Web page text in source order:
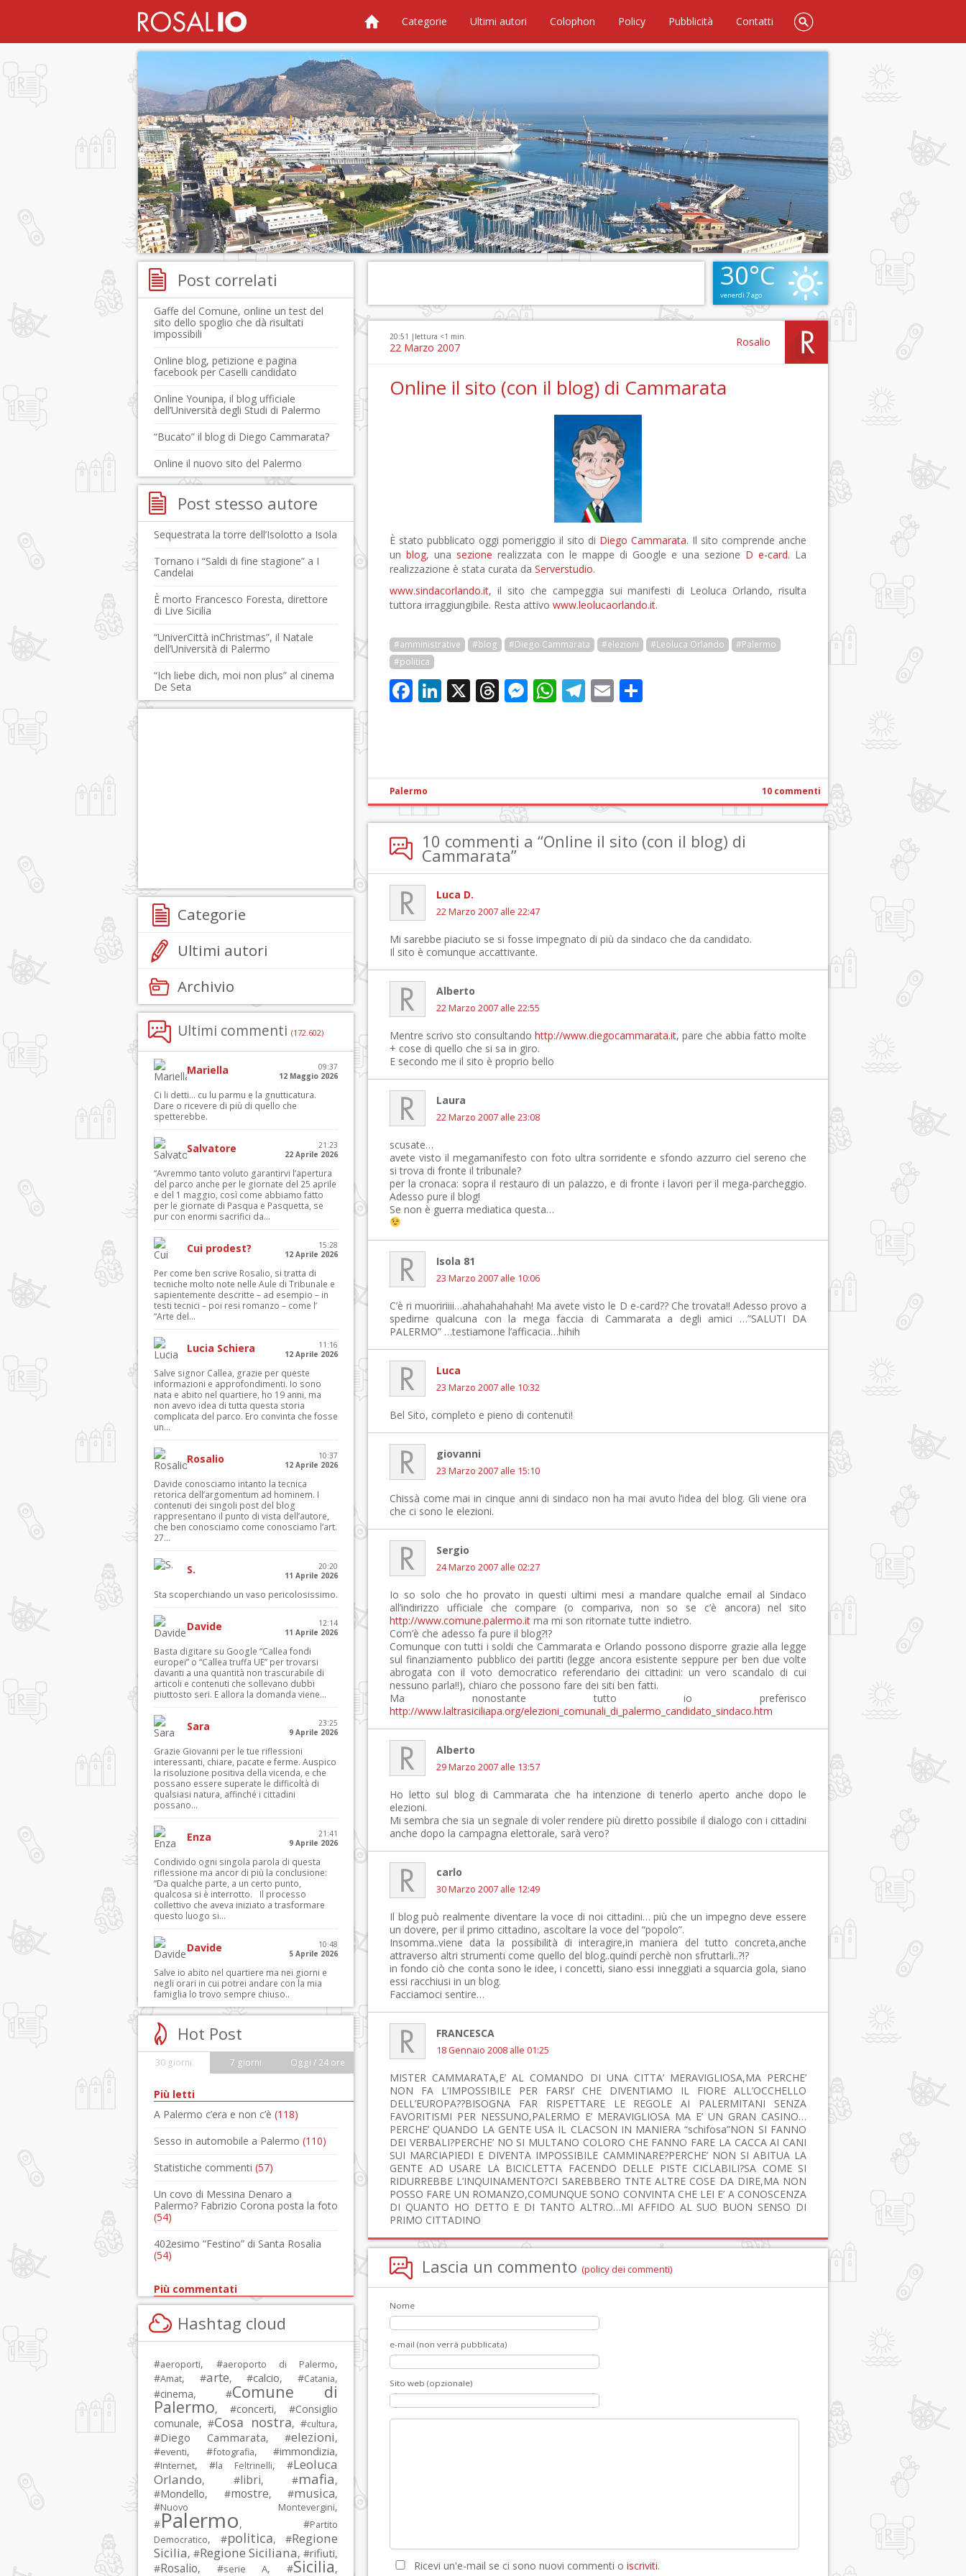
Categorie Ultimi autori Colophon Policy Pubblicità Contatti
30°C
venerdì 7 ago
20:51 | lettura <1 min.
22 Marzo 2007 Rosalio
Online il sito (con il blog) di Cammarata
È stato pubblicato oggi pomeriggio il sito di Diego Cammarata. Il sito comprende anche
un blog, una sezione realizzata con le mappe di Google e una sezione D e-card. La
realizzazione è stata curata da Serverstudio.
www.sindacorlando.it, il sito che campeggia sui manifesti di Leoluca Orlando, risulta
tuttora irraggiungibile. Resta attivo www.leolucaorlando.it.
#amministrative #blog #Diego Cammarata #elezioni #Leoluca Orlando
#Palermo
#politica
Facebook
LinkedIn
X Threads
Messenger
WhatsApp
Telegram
Email
Palermo 10 commenti
10 commenti a “Online il sito (con il blog) di
Cammarata”
Luca D.
22 Marzo 2007 alle 22:47
Mi sarebbe piaciuto se si fosse impegnato di più da sindaco che da candidato.
Il sito è comunque accattivante.
Alberto
22 Marzo 2007 alle 22:55
Mentre scrivo sto consultando http://www.diegocammarata.it, pare che abbia fatto molte
+ cose di quello che si sa in giro.
E secondo me il sito è proprio bello
Laura
22 Marzo 2007 alle 23:08
scusate…
avete visto il megamanifesto con foto ultra sorridente e sfondo azzurro ciel sereno che
si trova di fronte il tribunale?
per la cronaca: sopra il restauro di un palazzo, e di fronte i lavori per il mega-parcheggio.
Adesso pure il blog!
Se non è guerra mediatica questa…
Isola 81
23 Marzo 2007 alle 10:06
C’è ri muoririiii…ahahahahahah! Ma avete visto le D e-card?? Che trovata!! Adesso provo a
spedirne qualcuna con la mega faccia di Cammarata a degli amici …”SALUTI DA
PALERMO” …testiamone l’afficacia…hihih
Luca
23 Marzo 2007 alle 10:32
Bel Sito, completo e pieno di contenuti!
giovanni
23 Marzo 2007 alle 15:10
Chissà come mai in cinque anni di sindaco non ha mai avuto l’idea del blog. Gli viene ora
che ci sono le elezioni.
Sergio
24 Marzo 2007 alle 02:27
Io so solo che ho provato in questi ultimi mesi a mandare qualche email al Sindaco
all’indirizzo ufficiale che compare (o compariva, non so se c’è ancora) nel sito
http://www.comune.palermo.it ma mi son ritornate tutte indietro.
Com’è che adesso fa pure il blog?!?
Comunque con tutti i soldi che Cammarata e Orlando possono disporre grazie alla legge
sul finanziamento pubblico dei partiti (legge ancora esistente seppure per ben due volte
abrogata con il voto democratico referendario dei cittadini: un vero scandalo di cui
nessuno parla!!), chiaro che possono fare dei siti ben fatti.
Ma nonostante tutto io preferisco
http://www.laltrasiciliapa.org/elezioni_comunali_di_palermo_candidato_sindaco.htm
Alberto
29 Marzo 2007 alle 13:57
Ho letto sul blog di Cammarata che ha intenzione di tenerlo aperto anche dopo le
elezioni.
Mi sembra che sia un segnale di voler rendere più diretto possibile il dialogo con i cittadini
anche dopo la campagna elettorale, sarà vero?
carlo
30 Marzo 2007 alle 12:49
Il blog può realmente diventare la voce di noi cittadini… più che un impegno deve essere
un dovere, per il primo cittadino, ascoltare la voce del “popolo”.
Insomma..viene data la possibilità di interagire,in maniera del tutto concreta,anche
attraverso altri strumenti come quello del blog..quindi perchè non sfruttarli..?!?
in fondo ciò che conta sono le idee, i concetti, siano essi inneggiati a squarcia gola, siano
essi racchiusi in un blog.
Facciamoci sentire…
FRANCESCA
18 Gennaio 2008 alle 01:25
MISTER CAMMARATA,E’ AL COMANDO DI UNA CITTA’ MERAVIGLIOSA,MA PERCHE’
NON FA L’IMPOSSIBILE PER FARSI’ CHE DIVENTIAMO IL FIORE ALL’OCCHELLO
DELL’EUROPA??BISOGNA FAR RISPETTARE LE REGOLE AI PALERMITANI SENZA
FAVORITISMI PER NESSUNO,PALERMO E’ MERAVIGLIOSA MA E’ UN GRAN CASINO…
PERCHE’ QUANDO LA GENTE USA IL CLACSON IN MANIERA “schifosa”NON SI FANNO
DEI VERBALI?PERCHE’ NO SI MULTANO COLORO CHE FANNO FARE LA CACCA AI CANI
SUI MARCIAPIEDI E DIVENTA IMPOSSIBILE CAMMINARE?PERCHE’ NON SI ABITUA LA
GENTE AD USARE LA BICICLETTA FACENDO DELLE PISTE CICLABILI?SA COME SI
RIDURREBBE L’INQUINAMENTO?CI SAREBBERO TNTE ALTRE COSE DA DIRE,MA NON
POSSO FARE UN ROMANZO,COMUNQUE SONO CONVINTA CHE LEI E’ A CONOSCENZA
DI QUANTO HO DETTO E DI TANTO ALTRO…MI AFFIDO AL SUO BUON SENSO DI
PRIMO CITTADINO
Lascia un commento (policy dei commenti)
Nome
e-mail (non verrà pubblicata)
Sito web (opzionale)
Ricevi un'e-mail se ci sono nuovi commenti o iscriviti.
Post correlati
Gaffe del Comune, online un test del
sito dello spoglio che dà risultati
impossibili
Online blog, petizione e pagina
facebook per Caselli candidato
Online Younipa, il blog ufficiale
dell’Università degli Studi di Palermo
“Bucato” il blog di Diego Cammarata?
Online il nuovo sito del Palermo
Post stesso autore
Sequestrata la torre dell’Isolotto a Isola
Tornano i “Saldi di fine stagione” a I
Candelai
È morto Francesco Foresta, direttore
di Live Sicilia
“UniverCittà inChristmas”, il Natale
dell’Università di Palermo
“Ich liebe dich, moi non plus” al cinema
De Seta
Categorie
Ultimi autori
Archivio
Ultimi commenti (172.602)
Mariella
09:37
12 Maggio 2026
Ci li detti… cu lu parmu e la gnutticatura.
Dare o ricevere di più di quello che
spetterebbe.
Salvatore
21:23
22 Aprile 2026
“Avremmo tanto voluto garantirvi l’apertura
del parco anche per le giornate del 25 aprile
e del 1 maggio, così come abbiamo fatto
per le giornate di Pasqua e Pasquetta, se
pur con enormi sacrifici da...
Cui prodest?
15:28
12 Aprile 2026
Per come ben scrive Rosalio, si tratta di
tecniche molto note nelle Aule di Tribunale e
sapientemente descritte – ad esempio – in
testi tecnici – poi resi romanzo – come l’
“Arte del...
Lucia Schiera
11:16
12 Aprile 2026
Salve signor Callea, grazie per queste
informazioni e approfondimenti. Io sono
nata e abito nel quartiere, ho 19 anni, ma
non avevo idea di tutta questa storia
complicata del parco. Ero convinta che fosse
un...
Rosalio
10:37
12 Aprile 2026
Davide conosciamo intanto la tecnica
retorica dell’argomentum ad hominem. I
contenuti dei singoli post del blog
rappresentano il punto di vista dell’autore,
che ben conosciamo come conosciamo l’art.
27...
S.
20:20
11 Aprile 2026
Sta scoperchiando un vaso pericolosissimo.
Davide
12:14
11 Aprile 2026
Basta digitare su Google “Callea fondi
europei” o “Callea truffa UE” per trovarsi
davanti a una quantità non trascurabile di
articoli e contenuti che sollevano dubbi
piuttosto seri. E allora la domanda viene...
Sara
23:25
9 Aprile 2026
Grazie Giovanni per le tue riflessioni
interessanti, chiare, pacate e ferme. Auspico
la risoluzione positiva della vicenda, e che
possano essere superate le difficoltà di
qualsiasi natura, affinché i cittadini
possano...
Enza
21:41
9 Aprile 2026
Condivido ogni singola parola di questa
riflessione ma ancor di più la conclusione:
“Da qualche parte, a un certo punto,
qualcosa si è interrotto. Il processo
collettivo che aveva iniziato a trasformare
questo luogo si...
Davide
10:48
5 Aprile 2026
Salve io abito nel quartiere ma nei giorni e
negli orari in cui potrei andare con la mia
famiglia lo trovo sempre chiuso..
Hot Post
30 giorni 7 giorni Oggi / 24 ore
Più letti
A Palermo c’era e non c’è (118)
Sesso in automobile a Palermo (110)
Statistiche commenti (57)
Un covo di Messina Denaro a
Palermo? Fabrizio Corona posta la foto
(54)
402esimo “Festino” di Santa Rosalia
(54)
Più commentati
Hashtag cloud
#aeroporti, #aeroporto di Palermo,
#Amat, #arte, #calcio, #Catania,
#cinema, #Comune di
Palermo, #concerti, #Consiglio
comunale, #Cosa nostra, #cultura,
#Diego Cammarata, #elezioni,
#eventi, #fotografia, #immondizia,
#Internet, #la Feltrinelli, #Leoluca
Orlando, #libri, #mafia,
#Mondello, #mostre, #musica,
#Nuovo Montevergini,
#Palermo, #Partito
Democratico, #politica, #Regione
Sicilia, #Regione Siciliana, #rifiuti,
#Rosalio, #serie A, #Sicilia,